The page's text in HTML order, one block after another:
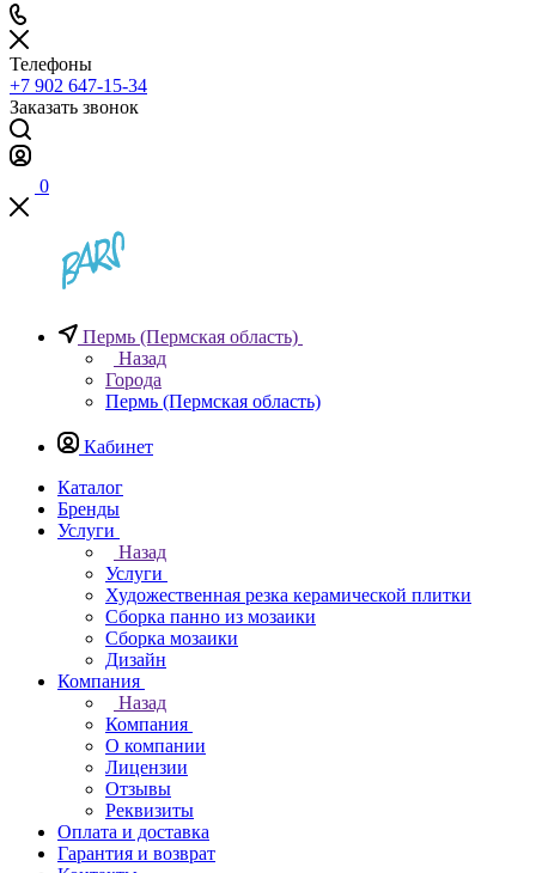
Телефоны
+7 902 647-15-34
Заказать звонок
0
Пермь (Пермская область)
Назад
Города
Пермь (Пермская область)
Кабинет
Каталог
Бренды
Услуги
Назад
Услуги
Художественная резка керамической плитки
Сборка панно из мозаики
Сборка мозаики
Дизайн
Компания
Назад
Компания
О компании
Лицензии
Отзывы
Реквизиты
Оплата и доставка
Гарантия и возврат